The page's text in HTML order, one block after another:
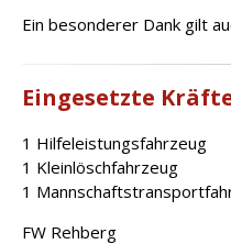
Ein besonderer Dank gilt
Eingesetzte
1 Hilfeleistungsfahrzeug
1 Kleinlöschfahrzeug
1
FW Rehberg